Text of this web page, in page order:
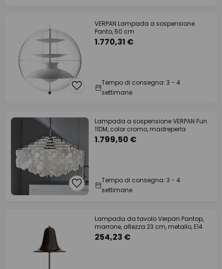
VERPAN Lampada a sospensione
Panto, 50 cm
1.770,31 €
Tempo di consegna: 3 - 4
settimane
Lampada a sospensione VERPAN Fun
11DM, color cromo, madreperla
1.799,50 €
Tempo di consegna: 3 - 4
settimane
Lampada da tavolo Verpan Pantop,
marrone, altezza 23 cm, metallo, E14
254,23 €